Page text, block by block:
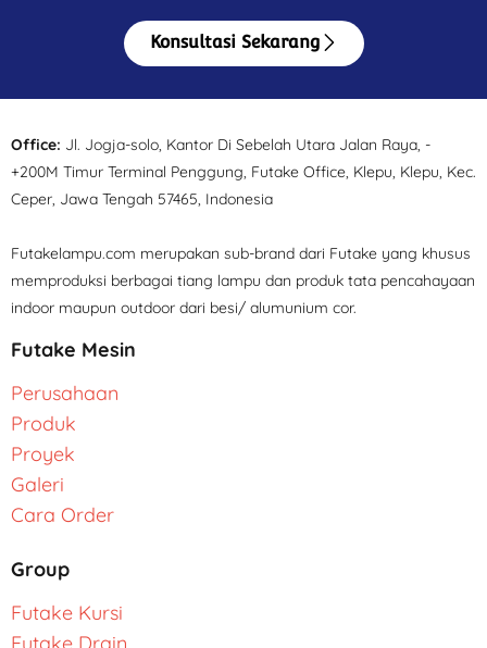
Konsultasi Sekarang
Office: Jl. Jogja-solo, Kantor Di Sebelah Utara Jalan Raya, -
+200M Timur Terminal Penggung, Futake Office, Klepu, Klepu, Kec.
Ceper, Jawa Tengah 57465, Indonesia
Futakelampu.com merupakan sub-brand dari Futake yang khusus
memproduksi berbagai tiang lampu dan produk tata pencahayaan
indoor maupun outdoor dari besi/ alumunium cor.
Futake Mesin
Perusahaan
Produk
Proyek
Galeri
Cara Order
Group
Futake Kursi
Futake Drain